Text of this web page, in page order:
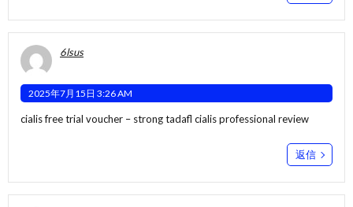
6lsus
2025年7月15日 3:26 AM
cialis free trial voucher – strong tadafl cialis professional review
返信